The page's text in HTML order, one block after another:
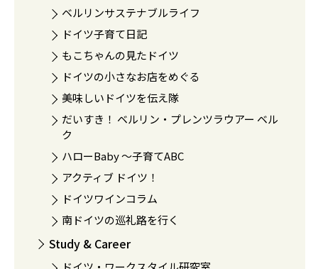
ベルリンサステナブルライフ
ドイツ子育て日記
もこちゃんの見たドイツ
ドイツの小さなお店をめぐる
美味しいドイツを伝え隊
だいすき！ ベルリン・プレンツラウアー ベル
ク
ハローBaby 〜子育てABC
アクティブ ドイツ！
ドイツワインコラム
南ドイツの巡礼路を行く
Study & Career